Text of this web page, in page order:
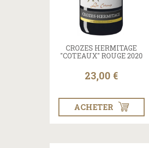
CROZES HERMITAGE
"COTEAUX" ROUGE 2020
23,00 €
ACHETER